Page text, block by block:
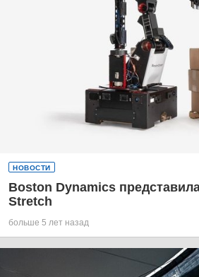
НОВОСТИ
Boston Dynamics
Stretch
больше 5 лет назад